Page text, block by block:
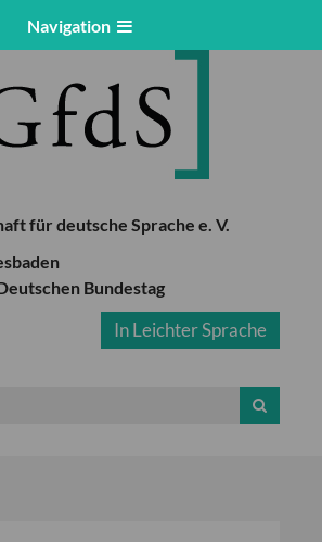
Navigation
für deutsche Sprache e. V.
Bundestag
In Leichter Sprache